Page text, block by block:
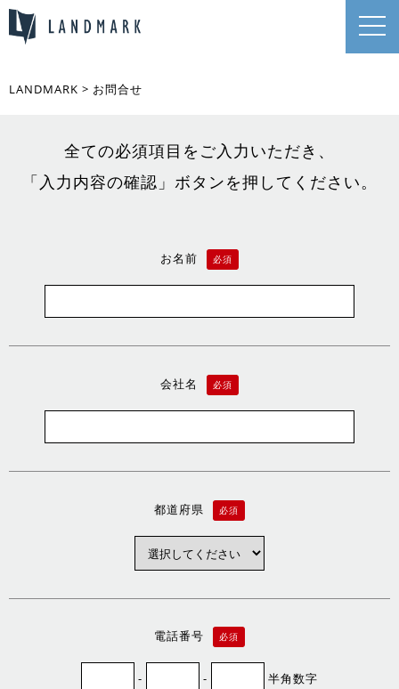
LANDMARK > お問合せ
全ての必須項目をご入力いただき、
「入力内容の確認」ボタンを押してください。
お名前 必須
会社名 必須
都道府県 必須
電話番号 必須
- - 半角数字